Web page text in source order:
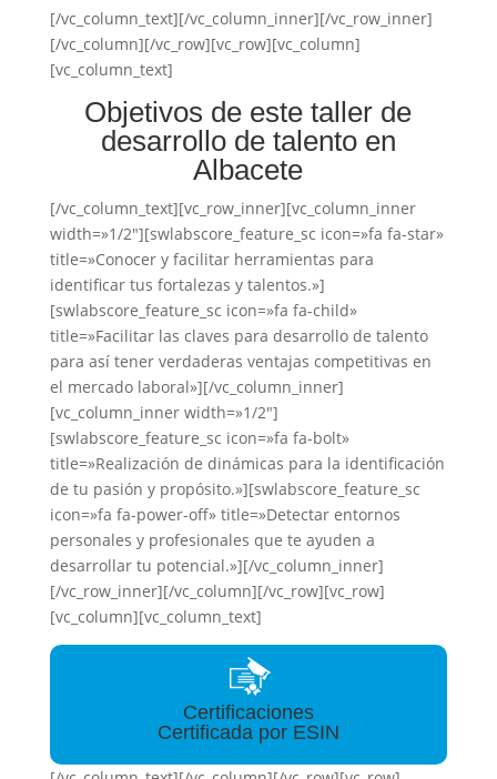
[/vc_column_text][/vc_column_inner][/vc_row_inner]
[/vc_column][/vc_row][vc_row][vc_column]
[vc_column_text]
Objetivos de este taller de
desarrollo de talento en
Albacete
[/vc_column_text][vc_row_inner][vc_column_inner
width=»1/2″][swlabscore_feature_sc icon=»fa fa-star»
title=»Conocer y facilitar herramientas para
identificar tus fortalezas y talentos.»]
[swlabscore_feature_sc icon=»fa fa-child»
title=»Facilitar las claves para desarrollo de talento
para así tener verdaderas ventajas competitivas en
el mercado laboral»][/vc_column_inner]
[vc_column_inner width=»1/2″]
[swlabscore_feature_sc icon=»fa fa-bolt»
title=»Realización de dinámicas para la identificación
de tu pasión y propósito.»][swlabscore_feature_sc
icon=»fa fa-power-off» title=»Detectar entornos
personales y profesionales que te ayuden a
desarrollar tu potencial.»][/vc_column_inner]
[/vc_row_inner][/vc_column][/vc_row][vc_row]
[vc_column][vc_column_text]
Certificaciones
Certificada por ESIN